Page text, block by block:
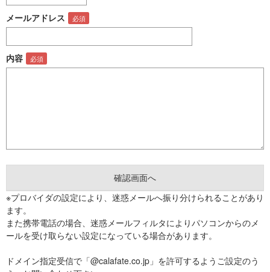
メールアドレス
内容
※プロバイダの設定により、迷惑メールへ振り分けられることがあり
ます。
また携帯電話の場合、迷惑メールフィルタによりパソコンからのメ
ールを受け取らない設定になっている場合があります。
ドメイン指定受信で「@calafate.co.jp」を許可するようご設定のう